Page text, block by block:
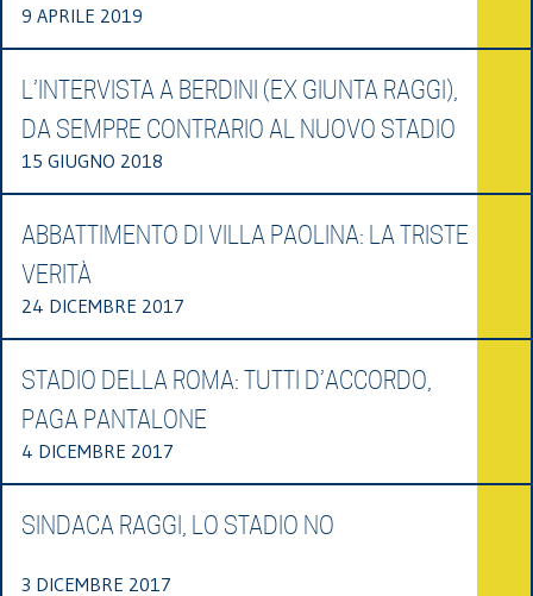
9 APRILE 2019
L’INTERVISTA A BERDINI (EX GIUNTA RAGGI),
DA SEMPRE CONTRARIO AL NUOVO STADIO
15 GIUGNO 2018
ABBATTIMENTO DI VILLA PAOLINA: LA TRISTE
VERITÀ
24 DICEMBRE 2017
STADIO DELLA ROMA: TUTTI D’ACCORDO,
PAGA PANTALONE
4 DICEMBRE 2017
SINDACA RAGGI, LO STADIO NO
3 DICEMBRE 2017